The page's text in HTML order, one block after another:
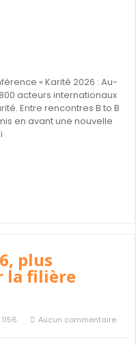
« Karité 2026 : Au-
acteurs internationaux
Entre rencontres B to B
en avant une nouvelle
plus
la filière
1156 Aucun commentaire